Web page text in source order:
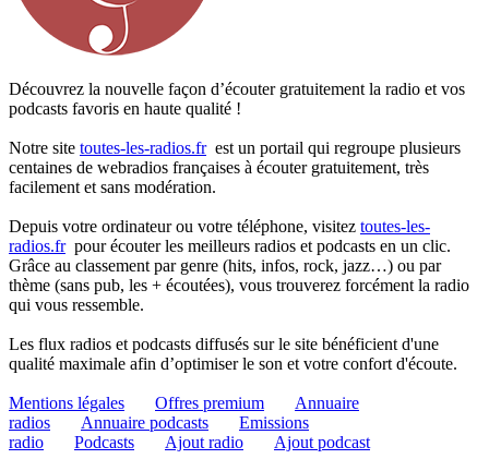
Découvrez la nouvelle façon d’écouter gratuitement la radio et vos
podcasts favoris en haute qualité !
Notre site toutes-les-radios.frest un portail qui regroupe plusieurs
centaines de webradios françaises à écouter gratuitement, très
facilement et sans modération.
Depuis votre ordinateur ou votre téléphone, visitez toutes-les-
radios.frpour écouter les meilleurs radios et podcasts en un clic.
Grâce au classement par genre (hits, infos, rock, jazz…) ou par
thème (sans pub, les + écoutées), vous trouverez forcément la radio
qui vous ressemble.
Les flux radios et podcasts diffusés sur le site bénéficient d'une
qualité maximale afin d’optimiser le son et votre confort d'écoute.
Mentions légales Offres premium
Annuaire
radios
Annuaire podcasts
Emissions
radio
Podcasts Ajout radio Ajout podcast